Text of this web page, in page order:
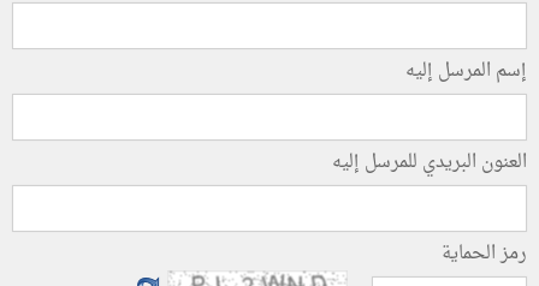
إسم المرسل إليه
العنون البريدي للمرسل إليه
رمز الحماية